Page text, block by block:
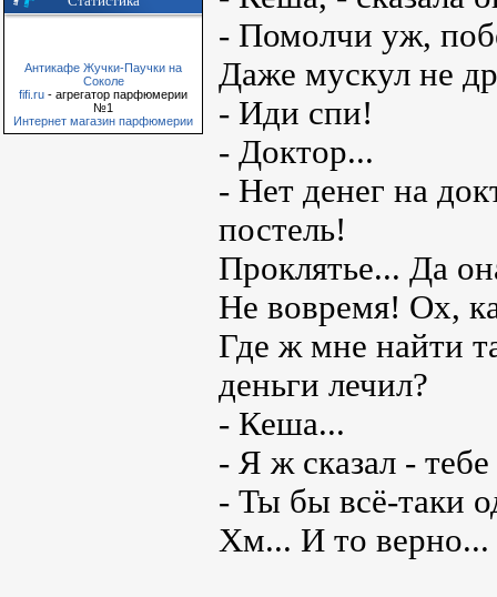
Антикафе Жучки-Паучки на
Соколе
fifi.ru - агрегатор парфюмерии
№1
Интернет магазин парфюмерии
- Помолчи уж,
Даже мускул не
- Иди спи!
- Доктор...
- Нет денег на
постель!
Проклятье... Да
Не вовремя! Ох,
Где ж мне найти
деньги лечил?
- Кеша...
- Я ж сказал -
- Ты бы всё-таки
Хм... И то верно...